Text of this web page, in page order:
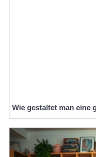
Wie gestaltet man eine